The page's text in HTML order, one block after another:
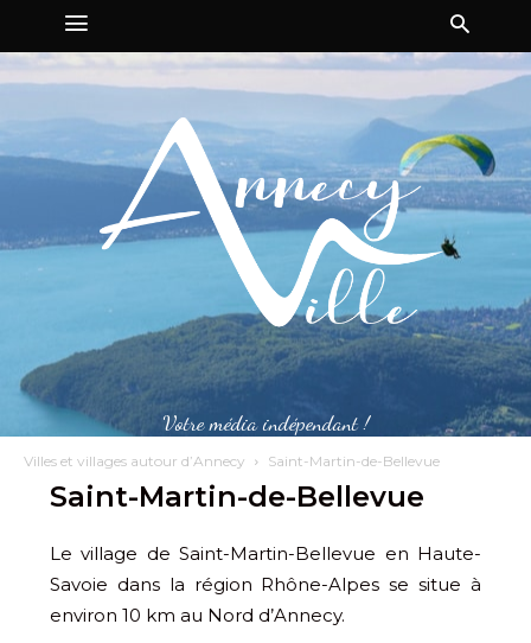
Votre média indépendant !
Villes et villages autour d’Annecy Saint-Martin-de-Bellevue
Saint-Martin-de-Bellevue
Le village de Saint-Martin-Bellevue en Haute-
Savoie dans la région Rhône-Alpes se situe à
environ 10 km au Nord d’Annecy.